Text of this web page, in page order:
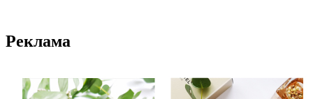
Реклама